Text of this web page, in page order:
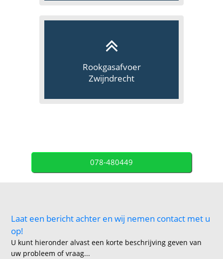
Rookgasafvoer
Zwijndrecht
078-480449
Laat een bericht achter en wij nemen contact met u
op!
U kunt hieronder alvast een korte beschrijving geven van
uw probleem of vraag...